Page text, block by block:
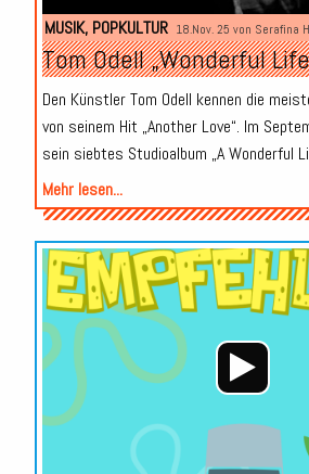
MUSIK, POPKULTUR 18.Nov. 25 von Serafina
Tom Odell „Wonderful
Den Künstler Tom Odell kennen die
von seinem Hit „Another Love“. Im
sein siebtes Studioalbum „A Wonderful
Mehr lesen...